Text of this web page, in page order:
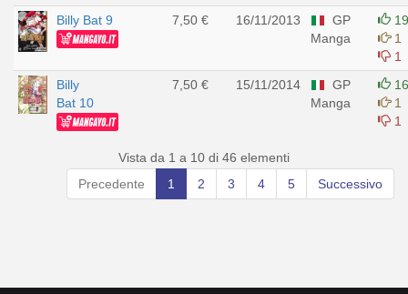
Billy Bat 9
7,50 € 16/11/2013
GP
Manga
19
1
1
Billy
Bat 10
7,50 € 15/11/2014
GP
Manga
16
1
1
Vista da 1 a 10 di 46 elementi
Precedente
1 2 3 4 5 Successivo